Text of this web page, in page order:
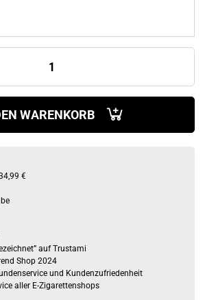
WARENKORB
€
auf Trustami
Shop 2024
und Kundenzufriedenheit
aller E-Zigarettenshops